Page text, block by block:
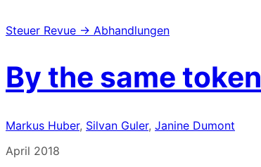
Steuer Revue → Abhandlungen
By the same token
Markus Huber, Silvan Guler, Janine Dumont
April 2018